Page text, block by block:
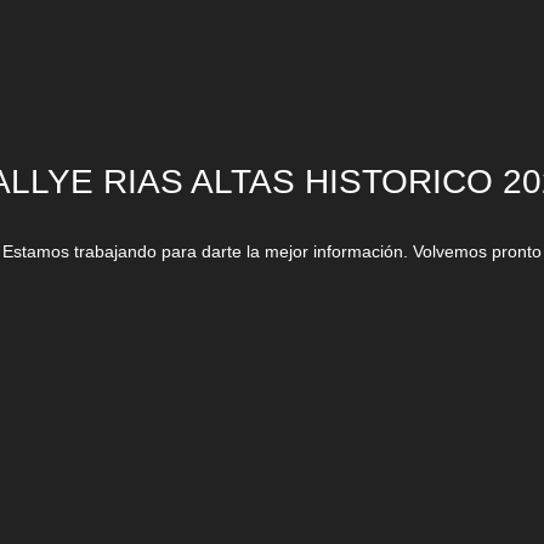
RIAS ALTAS HISTORICO
Estamos trabajando para darte la mejor información. Volvemos pronto